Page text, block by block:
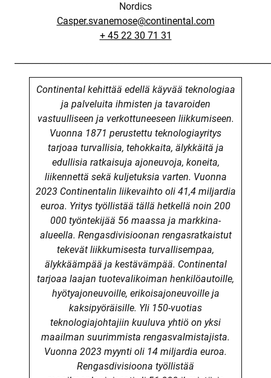
Nordics
Casper.svanemose@continental.com
+ 45 22 30 71 31
Continental kehittää edellä käyvää teknologiaa
ja palveluita ihmisten ja tavaroiden
vastuulliseen ja verkottuneeseen liikkumiseen.
Vuonna 1871 perustettu teknologiayritys
tarjoaa turvallisia, tehokkaita, älykkäitä ja
edullisia ratkaisuja ajoneuvoja, koneita,
liikennettä sekä kuljetuksia varten. Vuonna
2023 Continentalin liikevaihto oli 41,4 miljardia
euroa. Yritys työllistää tällä hetkellä noin 200
000 työntekijää 56 maassa ja markkina-
alueella. Rengasdivisioonan rengasratkaistut
tekevät liikkumisesta turvallisempaa,
älykkäämpää ja kestävämpää. Continental
tarjoaa laajan tuotevalikoiman henkilöautoille,
hyötyajoneuvoille, erikoisajoneuvoille ja
kaksipyöräisille. Yli 150-vuotias
teknologiajohtajiin kuuluva yhtiö on yksi
maailman suurimmista rengasvalmistajista.
Vuonna 2023 myynti oli 14 miljardia euroa.
Rengasdivisioona työllistää